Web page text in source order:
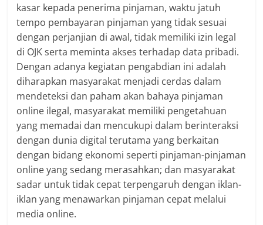
kasar kepada penerima pinjaman, waktu jatuh
tempo pembayaran pinjaman yang tidak sesuai
dengan perjanjian di awal, tidak memiliki izin legal
di OJK serta meminta akses terhadap data pribadi.
Dengan adanya kegiatan pengabdian ini adalah
diharapkan masyarakat menjadi cerdas dalam
mendeteksi dan paham akan bahaya pinjaman
online ilegal, masyarakat memiliki pengetahuan
yang memadai dan mencukupi dalam berinteraksi
dengan dunia digital terutama yang berkaitan
dengan bidang ekonomi seperti pinjaman-pinjaman
online yang sedang merasahkan; dan masyarakat
sadar untuk tidak cepat terpengaruh dengan iklan-
iklan yang menawarkan pinjaman cepat melalui
media online.